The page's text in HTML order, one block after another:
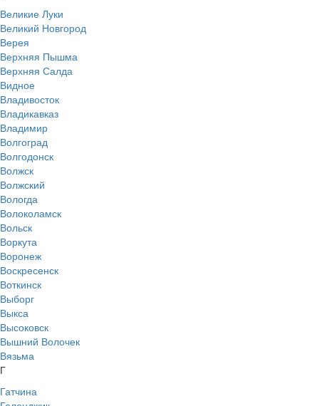
Великие Луки
Великий Новгород
Верея
Верхняя Пышма
Верхняя Салда
Видное
Владивосток
Владикавказ
Владимир
Волгоград
Волгодонск
Волжск
Волжский
Вологда
Волоколамск
Вольск
Воркута
Воронеж
Воскресенск
Воткинск
Выборг
Выкса
Высоковск
Вышний Волочек
Вязьма
Г
Гатчина